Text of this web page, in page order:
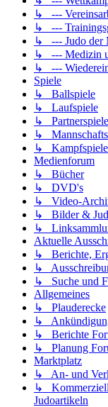
↳ ---
↳ ---
↳ --- Judo der
↳ --- Medizin
↳ ---
Spiele
↳ Ballspiele
↳ Laufspiele
↳ Partnerspiele
↳
↳ Kampfspiele
Medienforum
↳ Bücher
↳ DVD's
↳ Video-
↳ Bilder &
↳
Aktuelle
↳ Berichte,
↳
↳ Suche und
Allgemeines
↳ Plauderecke
↳
↳ Berichte
↳ Planung
Marktplatz
↳ An- und
↳
Judoartikeln